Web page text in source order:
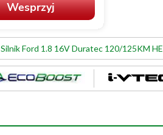
Silnik Ford 1.8 16V Duratec 120/125KM HE